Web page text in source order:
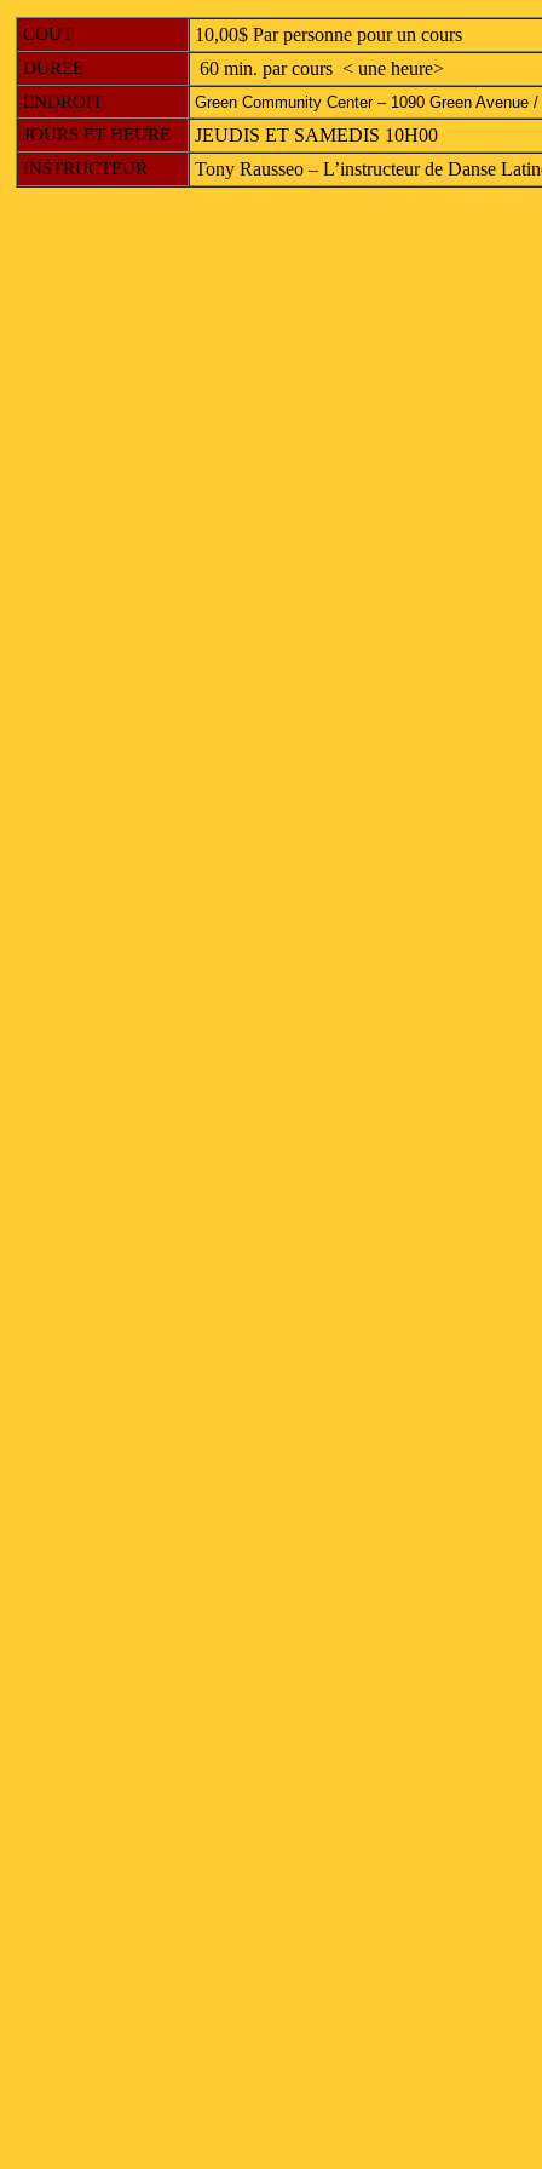
COUT 10,00$ Par personne pour un cours
DUREE 60 min. par cours < une heure>
ENDROIT Green Community Center – 1090 Green Avenue
JOURS ET HEURE JEUDIS ET SAMEDIS 10H00
INSTRUCTEUR Tony Rausseo – L’instructeur de Danse